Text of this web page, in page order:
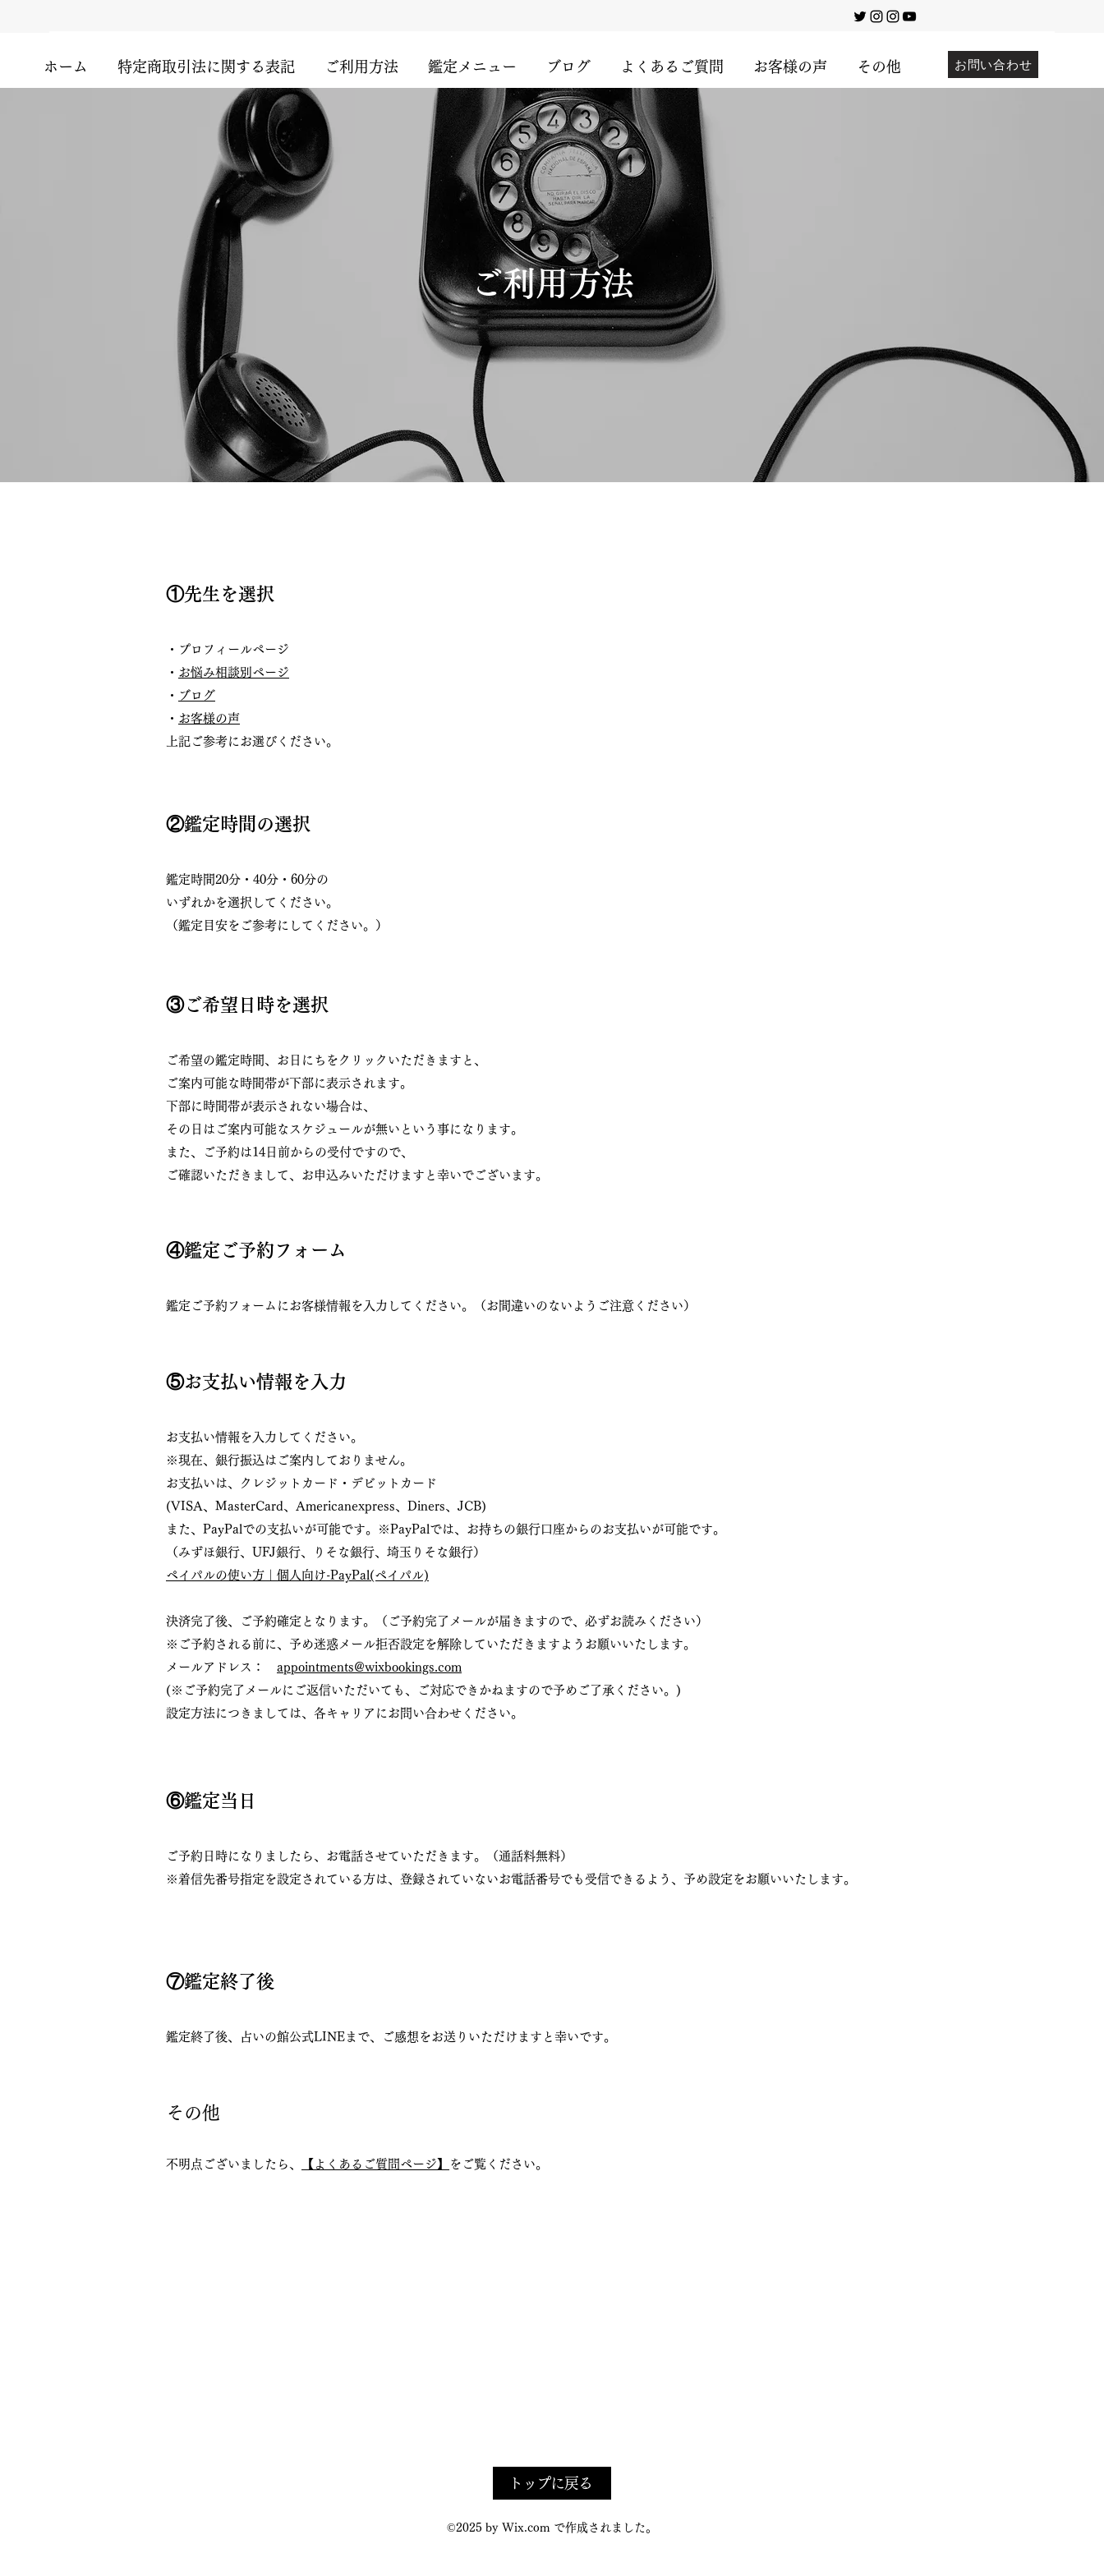
お問い合わせ
ホーム 特定商取引法に関する表記 ご利用方法 鑑定メニュー ブログ よくあるご質問 お客様の声 その他
ご利用方法
①先生を選択
・プロフィールページ
・ お悩み相談別ページ
・ ブログ
​・ お客様の声
上記ご参考にお選びください。​
②鑑定時間の選択
鑑定時間20分・40分・60分の
いずれかを選択してください。
（鑑定目安をご参考にしてください。）
③ご希望日時を選択
ご希望の鑑定時間、お日にちをクリックいただきますと、
ご案内可能な時間帯が下部に表示されます。
下部に時間帯が表示されない場合は、
その日はご案内可能なスケジュールが無いという事になります。
また、ご予約は14日前からの受付ですので、
ご確認いただきまして、お申込みいただけますと幸いでございます。
④鑑定ご予約フォーム
鑑定ご予約フォームにお客様情報を入力してください。（お間違いのないようご注意ください）
​⑤お支払い情報を入力
お支払い情報を入力してください。
※現在、銀行振込はご案内しておりません。​
​​お支払いは、クレジットカード・デビットカード
(VISA、MasterCard、Americanexpress、Diners、JCB)
また、PayPalでの支払いが可能です。※PayPalでは、お持ちの銀行口座からのお支払いが可能です。
（みずほ銀行、UFJ銀行、りそな銀行、埼玉りそな銀行）
ペイパルの使い方｜個人向け-PayPal(ペイパル)
決済完了後、ご予約確定となります。（ご予約完了メールが届きますので、必ずお読みください）
※ご予約される前に、予め迷惑メール拒否設定を解除していただきますようお願いいたします。
メールアドレス： appointments@wixbookings.com
(※ご予約完了メールにご返信いただいても、ご対応できかねますので予めご了承ください。)
設定方法につきましては、各キャリアにお問い合わせください。
⑥鑑定当日
ご予約日時になりましたら、お電話させていただきます。（通話料無料）
※着信先番号指定を設定されている方は、登録されていないお電話番号でも受信できるよう、予め設定をお願いいたします。
⑦鑑定終了後
鑑定終了後、占いの館公式LINEまで、ご感想をお送りいただけますと幸いです。
​​その他
不明点ございましたら、 【よくあるご質問ページ】 をご覧ください。
トップに戻る
©2025 by Wix.com で作成されました。